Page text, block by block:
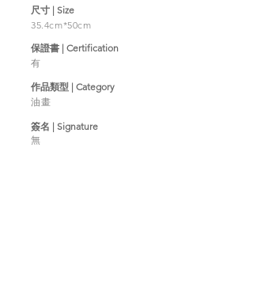
​尺寸 | Size
35.4cm*50cm
​保證書 | Certification
有
作品類型 | Category
油畫
簽名 | Signature
無